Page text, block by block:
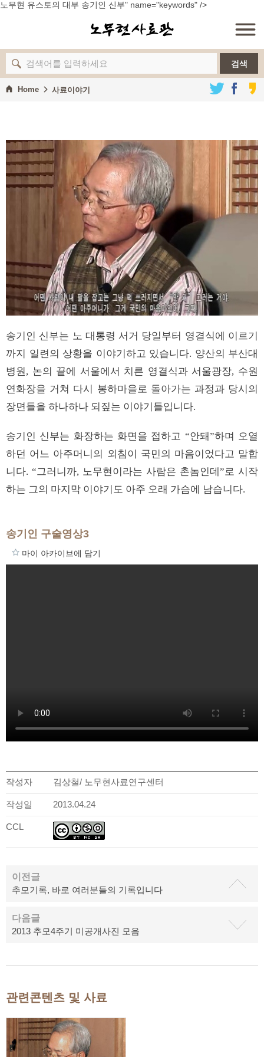
노무현 유스토의 대부 송기인 신부" name="keywords" />
검색
노무현
사료이야기
컬렉션
추모기록
Home 사료이야기
송기인 신부는 노 대통령 서거 당일부터 영결식에 이르기
까지 일련의 상황을 이야기하고 있습니다. 양산의 부산대
병원, 논의 끝에 서울에서 치른 영결식과 서울광장, 수원
연화장을 거쳐 다시 봉하마을로 돌아가는 과정과 당시의
장면들을 하나하나 되짚는 이야기들입니다.
송기인 신부는 화장하는 화면을 접하고 “안돼”하며 오열
하던 어느 아주머니의 외침이 국민의 마음이었다고 말합
니다. “그러니까, 노무현이라는 사람은 촌놈인데”로 시작
하는 그의 마지막 이야기도 아주 오래 가슴에 남습니다.
송기인 구술영상3
마이 아카이브에 담기
작성자 김상철/ 노무현사료연구센터
작성일 2013.04.24
CCL
이전글
추모기록, 바로 여러분들의 기록입니다
다음글
2013 추모4주기 미공개사진 모음
관련콘텐츠 및 사료